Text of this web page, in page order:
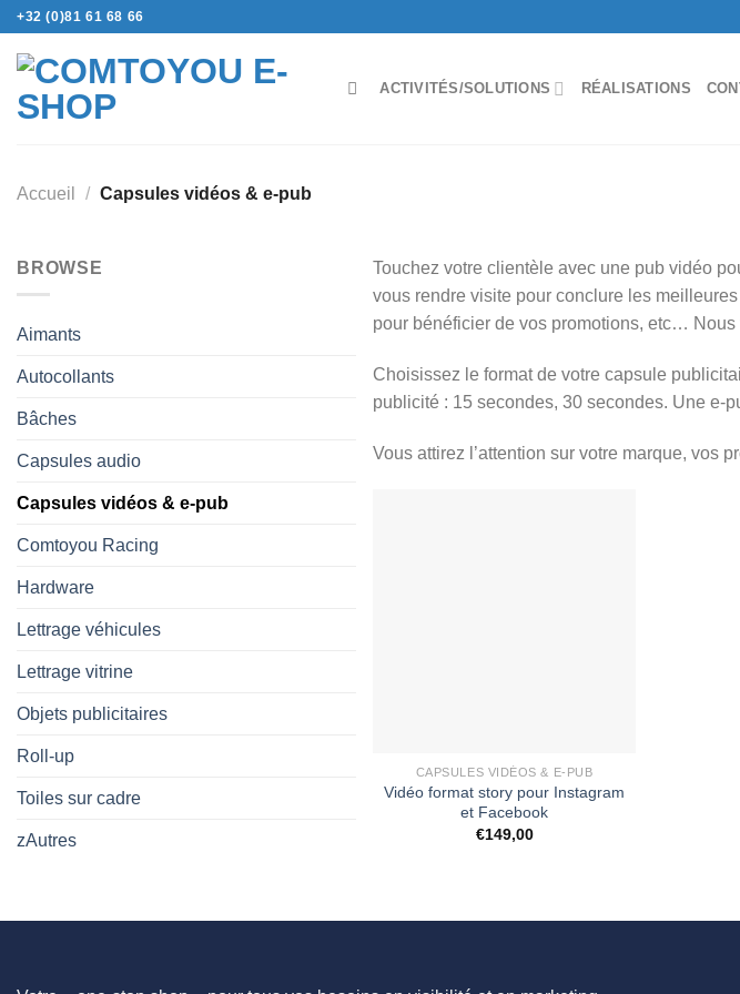
Passer
contenu
+32 (0)81 61 68 66
ACTIVITÉS/SOLUTIONS RÉALISATIONS
Accueil / Capsules vidéos & e-pub
BROWSE
Aimants
Autocollants
Bâches
Capsules audio
Capsules vidéos & e-pub
Comtoyou Racing
Hardware
Lettrage véhicules
Lettrage vitrine
Objets publicitaires
Roll-up
Toiles sur cadre
zAutres
Touchez votre clientèle avec une pub vidéo
vous rendre visite pour conclure les
pour bénéficier de vos promotions, etc…
Choisissez le format de votre capsule
publicité : 15 secondes, 30 secondes. Une e-
Vous attirez l’attention sur votre marque, vos
CAPSULES VIDÉOS & E-PUB
Vidéo format story pour Instagram
et Facebook
€149,00